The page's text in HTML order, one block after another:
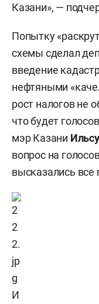
Казани», —
Попытку
схемы сделал
введение
нефтяными
рост налогов не
что будет
мэр Казани
вопрос на
высказались все
И